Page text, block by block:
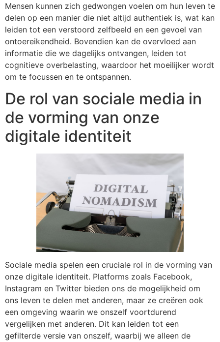
Mensen kunnen zich gedwongen voelen om hun leven te
delen op een manier die niet altijd authentiek is, wat kan
leiden tot een verstoord zelfbeeld en een gevoel van
ontoereikendheid. Bovendien kan de overvloed aan
informatie die we dagelijks ontvangen, leiden tot
cognitieve overbelasting, waardoor het moeilijker wordt
om te focussen en te ontspannen.
De rol van sociale media in
de vorming van onze
digitale identiteit
Sociale media spelen een cruciale rol in de vorming van
onze digitale identiteit. Platforms zoals Facebook,
Instagram en Twitter bieden ons de mogelijkheid om
ons leven te delen met anderen, maar ze creëren ook
een omgeving waarin we onszelf voortdurend
vergelijken met anderen. Dit kan leiden tot een
gefilterde versie van onszelf, waarbij we alleen de